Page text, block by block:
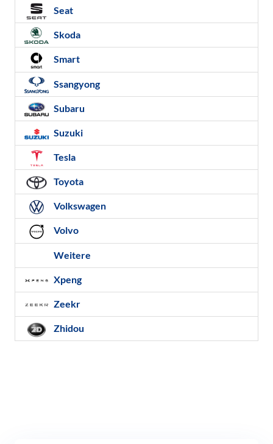
Seat
Skoda
Smart
Ssangyong
Subaru
Suzuki
Tesla
Toyota
Volkswagen
Volvo
Weitere
Xpeng
Zeekr
Zhidou